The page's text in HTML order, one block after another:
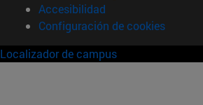
Accesibilidad
Configuración de cookies
Localizador de campus